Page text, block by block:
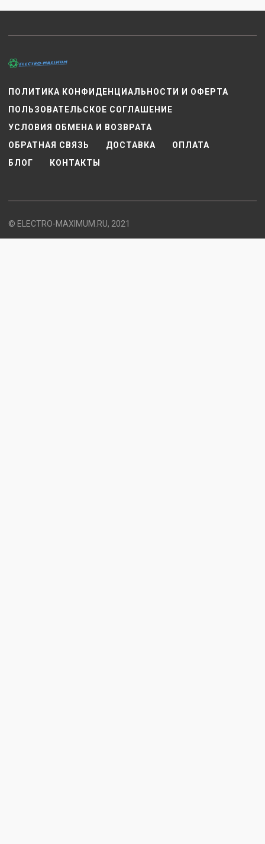
ПОЛИТИКА КОНФИДЕНЦИАЛЬНОСТИ И ОФЕРТА
ПОЛЬЗОВАТЕЛЬСКОЕ СОГЛАШЕНИЕ
УСЛОВИЯ ОБМЕНА И ВОЗВРАТА
ОБРАТНАЯ СВЯЗЬ
ДОСТАВКА
ОПЛАТА
БЛОГ
КОНТАКТЫ
© ELECTRO-MAXIMUM.RU, 2021